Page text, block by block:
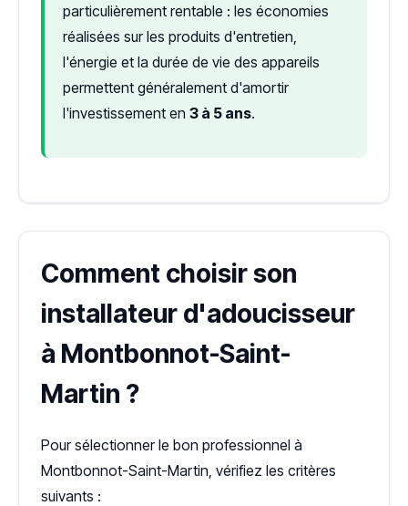
particulièrement rentable : les économies
réalisées sur les produits d'entretien,
l'énergie et la durée de vie des appareils
permettent généralement d'amortir
l'investissement en 3 à 5 ans.
Comment choisir son
installateur d'adoucisseur
à Montbonnot-Saint-
Martin ?
Pour sélectionner le bon professionnel à
Montbonnot-Saint-Martin, vérifiez les critères
suivants :